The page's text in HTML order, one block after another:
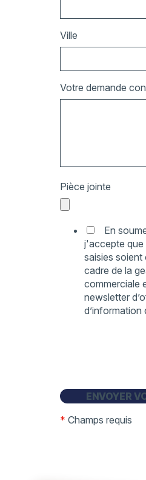
Ville
Votre demande
Pièce jointe
En
j'accepte que
saisies soient
cadre de la
commerciale
newsletter
d’information
* Champs requis